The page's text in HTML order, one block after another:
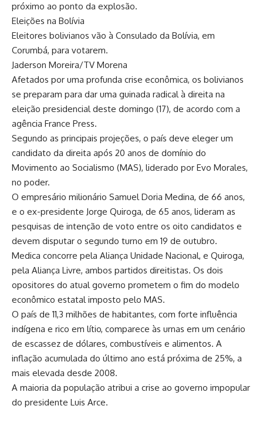
próximo ao ponto da explosão.
Eleições na Bolívia
Eleitores bolivianos vão à Consulado da Bolívia, em
Corumbá, para votarem.
Jaderson Moreira/TV Morena
Afetados por uma profunda crise econômica, os bolivianos
se preparam para dar uma guinada radical à direita na
eleição presidencial deste domingo (17), de acordo com a
agência France Press.
Segundo as principais projeções, o país deve eleger um
candidato da direita após 20 anos de domínio do
Movimento ao Socialismo (MAS), liderado por Evo Morales,
no poder.
O empresário milionário Samuel Doria Medina, de 66 anos,
e o ex-presidente Jorge Quiroga, de 65 anos, lideram as
pesquisas de intenção de voto entre os oito candidatos e
devem disputar o segundo turno em 19 de outubro.
Medica concorre pela Aliança Unidade Nacional, e Quiroga,
pela Aliança Livre, ambos partidos direitistas. Os dois
opositores do atual governo prometem o fim do modelo
econômico estatal imposto pelo MAS.
O país de 11,3 milhões de habitantes, com forte influência
indígena e rico em lítio, comparece às urnas em um cenário
de escassez de dólares, combustíveis e alimentos. A
inflação acumulada do último ano está próxima de 25%, a
mais elevada desde 2008.
A maioria da população atribui a crise ao governo impopular
do presidente Luis Arce.